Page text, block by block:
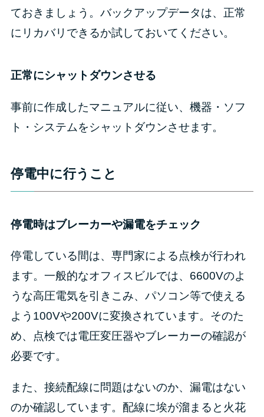
ておきましょう。バックアップデータは、正常
にリカバリできるか試しておいてください。
正常にシャットダウンさせる
事前に作成したマニュアルに従い、機器・ソフ
ト・システムをシャットダウンさせます。
停電中に行うこと
停電時はブレーカーや漏電をチェック
停電している間は、専門家による点検が行われ
ます。一般的なオフィスビルでは、6600Vのよ
うな高圧電気を引きこみ、パソコン等で使える
よう100Vや200Vに変換されています。そのた
め、点検では電圧変圧器やブレーカーの確認が
必要です。
また、接続配線に問題はないのか、漏電はない
のか確認しています。配線に埃が溜まると火花